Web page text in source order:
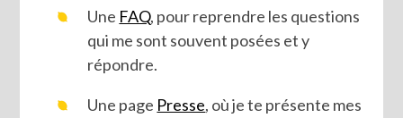
Une FAQ, pour reprendre les questions
qui me sont souvent posées et y
répondre.
Une page Presse, où je te présente mes